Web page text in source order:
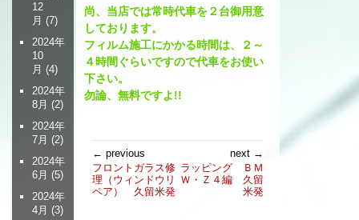
尚、当店では常時代車を２台御用意
しております。
フィルム施工にかかる時間は、２～
４時間ぐらいですので代車をお使い
下さい。
勿論、無料ですよ!!
稿
ナ
ビ
← previous
フロントガラス修
理（ウィンドウリ
ペア） 久留米発
next →
ラッピング ＢＭ
Ｗ・Ｚ４編 久留
米発
12
月 (7)
2024年
10
月 (4)
2024年
8月 (2)
2024年
7月 (2)
2024年
6月 (5)
2024年
4月 (3)